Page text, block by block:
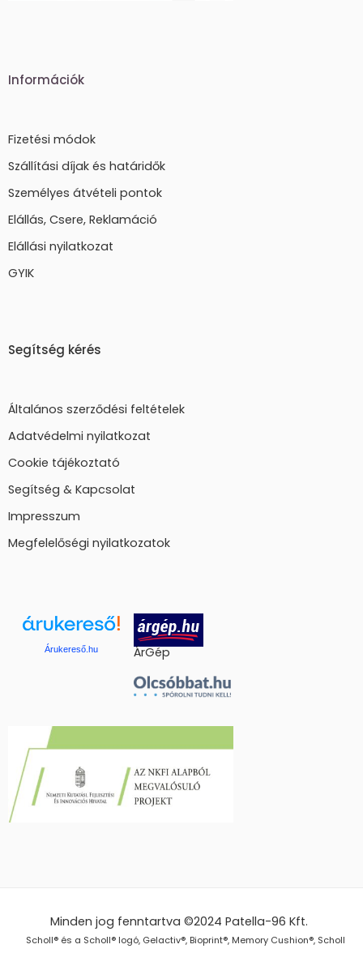
Információk
Fizetési módok
Szállítási díjak és határidők
Személyes átvételi pontok
Elállás, Csere, Reklamáció
Elállási nyilatkozat
GYIK
Segítség kérés
Általános szerződési feltételek
Adatvédelmi nyilatkozat
Cookie tájékoztató
Segítség & Kapcsolat
Impresszum
Megfelelőségi nyilatkozatok
Árukereső.hu ÁrGép
Minden jog fenntartva ©2024Patella-96 Kft.
Scholl® és a Scholl® logó, Gelactiv®, Bioprint®, Memory Cushion®, Scholl